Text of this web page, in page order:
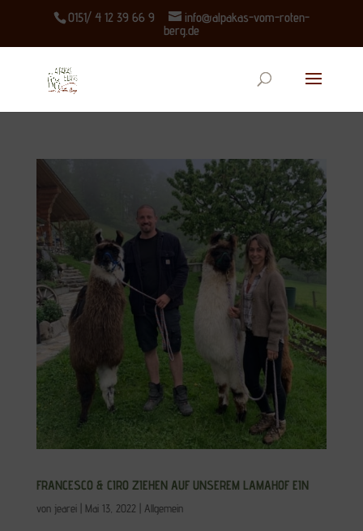
0151/ 4 12 39 66 9
info@alpakas-vom-roten-
berg.de
FRANCESCO & CIRO ZIEHEN AUF UNSEREM LAMAHOF EIN
von jearei| Mai 13, 2022 Allgemein